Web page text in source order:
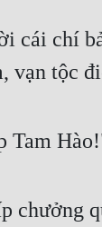
cái chí
vạn tộc
Tam
chưởng